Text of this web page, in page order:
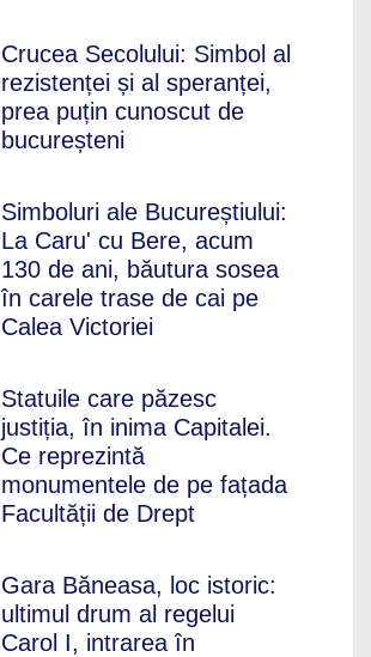
Crucea Secolului: Simbol al
rezistenței și al speranței,
prea puțin cunoscut de
bucureșteni
Simboluri ale Bucureștiului:
La Caru' cu Bere, acum
130 de ani, băutura sosea
în carele trase de cai pe
Calea Victoriei
Statuile care păzesc
justiția, în inima Capitalei.
Ce reprezintă
monumentele de pe fațada
Facultății de Drept
Gara Băneasa, loc istoric:
ultimul drum al regelui
Carol I, intrarea în